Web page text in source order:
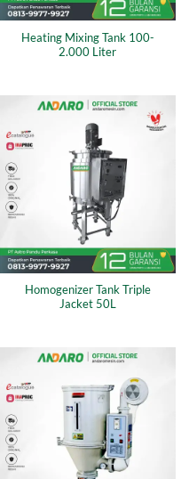
Heating Mixing Tank 100-
2.000 Liter
Homogenizer Tank Triple
Jacket 50L